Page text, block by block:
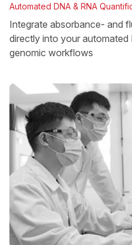
Automated DNA & RNA
Integrate absorbance- and
directly into your automated
genomic workflows